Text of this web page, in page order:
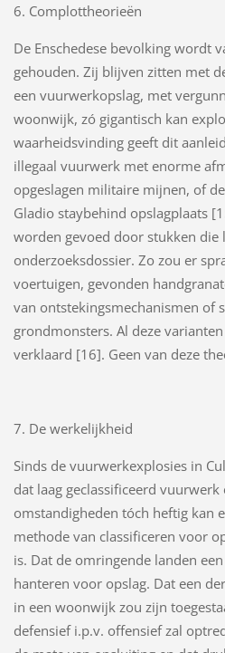
6. Complottheorieën
De Enschedese bevolking wordt
gehouden. Zij blijven zitten met
een vuurwerkopslag, met
woonwijk, zó gigantisch kan
waarheidsvinding geeft dit
illegaal vuurwerk met enorme
opgeslagen militaire mijnen, of
Gladio staybehind opslagplaats
worden gevoed door stukken die
onderzoeksdossier. Zo zou er
voertuigen, gevonden
van ontstekingsmechanismen of
grondmonsters. Al deze
verklaard [16]. Geen van deze
7. De werkelijkheid
Sinds de vuurwerkexplosies in
dat laag geclassificeerd
omstandigheden tóch heftig kan
methode van classificeren voor
is. Dat de omringende landen
hanteren voor opslag. Dat een
in een woonwijk zou zijn
defensief i.p.v. offensief zal